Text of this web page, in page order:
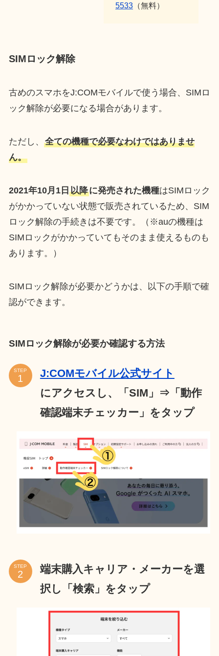
5533 （無料）
SIMロック解除
古めのスマホをJ:COMモバイルで使う場合、SIMロ
ック解除が必要になる場合があります。
ただし、 全ての機種で必要なわけではありませ
ん。
2021年10月1日 以降に発売された機種はSIMロック
がかかっていない状態で販売されているため、SIM
ロック解除の手続きは不要です。（※auの機種は
SIMロックがかかっていてもそのまま使えるものも
あります。）
SIMロック解除が必要かどうかは、以下の手順で確
認ができます。
SIMロック解除が必要か確認する方法
STEP
J:COMモバイル公式サイト
にアクセスし、「SIM」⇒「動作
確認端末チェッカー」をタップ
STEP
端末購入キャリア・メーカーを選
択し「検索」をタップ